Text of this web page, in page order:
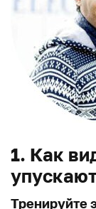
1. Как
Тренируйте